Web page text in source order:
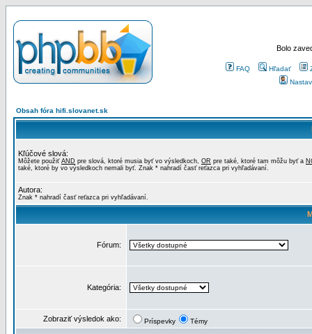
Bolo
FAQ Hľadať
Obsah fóra hifi.slovanet.sk
Kľúčové slová:
Môžete použiť AND pre slová, ktoré musia byť vo výsledkoch, OR pre také, ktoré tam môžu byť a
také, ktoré by vo výsledkoch nemali byť. Znak * nahradí časť reťazca pri vyhľadávaní.
Autora:
Znak * nahradí časť reťazca pri vyhľadávaní.
Fórum:
Kategória:
Zobraziť výsledok ako: Príspevky Témy